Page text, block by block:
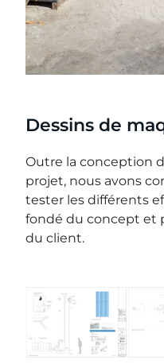
Dessins de
Outre la conception
projet, nous avons
tester les différents
fondé du concept et
du client.